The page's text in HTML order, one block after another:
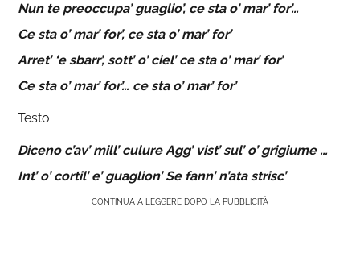
Nun te preoccupa’ guaglio’, ce sta o’ mar’ for’…
Ce sta o’ mar’ for’, ce sta o’ mar’ for’
Arret’ ‘e sbarr’, sott’ o’ ciel’ ce sta o’ mar’ for’
Ce sta o’ mar’ for’… ce sta o’ mar’ for’
Testo
Diceno c’av’ mill’ culure Agg’ vist’ sul’ o’ grigiume …
Int’ o’ cortil’ e’ guaglion’ Se fann’ n’ata strisc’
CONTINUA A LEGGERE DOPO LA PUBBLICITÀ